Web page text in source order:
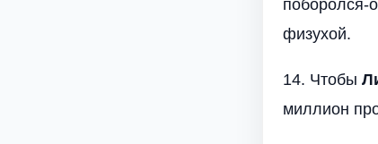
поборолся-
физухой.
14. Чтобы
миллион